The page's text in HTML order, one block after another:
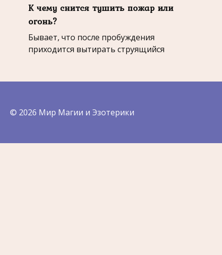
К чему снится тушить пожар или
огонь?
Бывает, что после пробуждения
приходится вытирать струящийся
© 2026 Мир Магии и Эзотерики